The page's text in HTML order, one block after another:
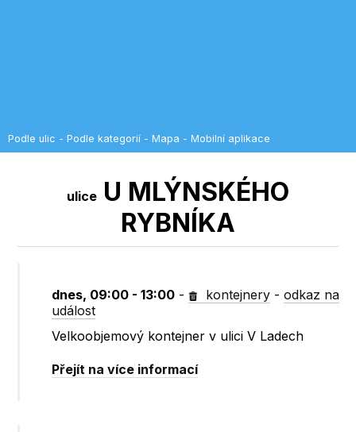
Podle ulic - Podle kategorií - Mapa - Mobilní aplikace
ulice U MLÝNSKÉHO
RYBNÍKA
dnes, 09:00 - 13:00 - kontejnery -odkaz na
událost
Velkoobjemový kontejner v ulici V Ladech
Přejít na více informací